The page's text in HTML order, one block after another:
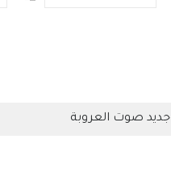
جديد صوت العروبة